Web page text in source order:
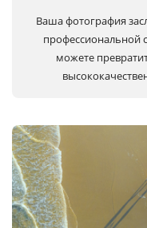
Ваша фотография
профессиональной
можете